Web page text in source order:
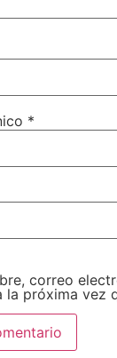
*
correo
la próxima vez